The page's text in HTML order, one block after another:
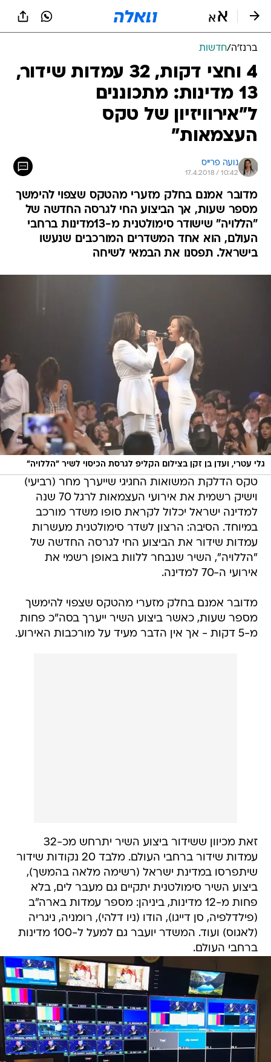
ברנז'ה/חדשות
4 וחצי דקות, 32 עמדות שידור,
13 מדינות: מתכוננים
ל"אירוויזיון של טקס
העצמאות"
נועה פרייס
17.4.2018 / 10:42
מדובר אמנם בחלק מזערי מהטקס שצפוי להימשך
מספר שעות, אך הביצוע החי לגרסה החדשה של
"הללויה" שישודר סימולטנית מ-13מדינות ברחבי
העולם, הוא אחד המשדרים המורכבים שנעשו
בישראל. תפסנו את הבמאי לשיחה
גלי עטרי, ועדן בן זקן בצילום הקליפ לגרסת הכיסוי לשיר "הללויה"
טקס הדלקת המשואות החגיגי שייערך מחר (רביעי)
וישיק רשמית את אירועי העצמאות לרגל 70 שנה
למדינה ישראל יכלול לקראת סופו משדר מורכב
במיוחד. הסיבה: הרצון לשדר סימולטנית מעשרות
עמדות שידור את הביצוע החי לגרסה החדשה של
"הללויה", השיר שנבחר ללוות באופן רשמי את
אירועי ה-70 למדינה.
מדובר אמנם בחלק מזערי מהטקס שצפוי להימשך
מספר שעות, כאשר ביצוע השיר ייערך בסה"כ פחות
מ-5 דקות - אך אין הדבר מעיד על מורכבות האירוע.
זאת מכיוון ששידור ביצוע השיר יתרחש מכ-32
עמדות שידור ברחבי העולם. מלבד 20 נקודות שידור
שיתפרסו במדינת ישראל (רשימה מלאה בהמשך),
ביצוע השיר סימולטנית יתקיים גם מעבר לים, בלא
פחות מ-12 מדינות, ביניהן: מספר עמדות בארה"ב
(פילדלפיה, סן דייגו), הודו (ניו דלהי), רומניה, ניגריה
(לאגוס) ועוד. המשדר יועבר גם למעל ל-100 מדינות
ברחבי העולם.